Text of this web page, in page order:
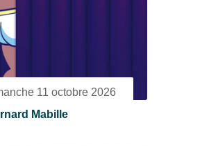
11 octobre 2026
Mabille